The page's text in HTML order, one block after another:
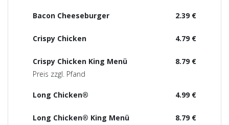
2.39 €
Bacon Cheeseburger
4.79 €
Crispy Chicken
8.79 €
Crispy Chicken King Menü
Preis zzgl. Pfand
4.99 €
Long Chicken®
8.79 €
Long Chicken® King Menü